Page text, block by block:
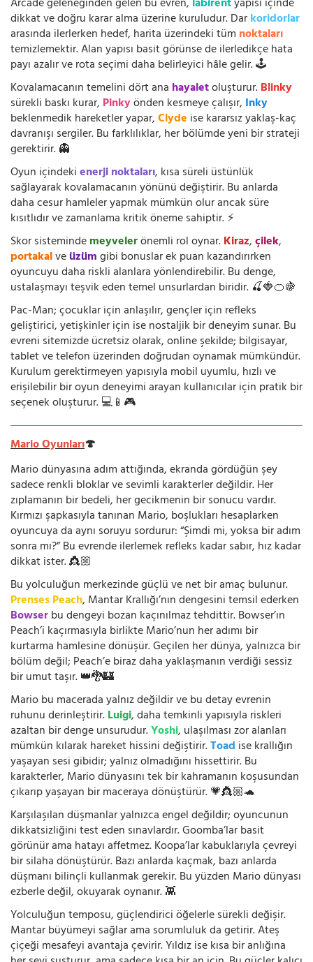
Arcade geleneğinden gelen bu evren, labirentyapısı içinde
dikkat ve doğru karar alma üzerine kuruludur. Darkoridorlar
arasında ilerlerken hedef, harita üzerindeki tüm noktaları
temizlemektir. Alan yapısı basit görünse de ilerledikçe hata
payı azalır ve rota seçimi daha belirleyici hâle gelir. 🕹️
Kovalamacanın temelini dört ana hayaletoluşturur.Blinky
sürekli baskı kurar, Pinkyönden kesmeye çalışır, Inky
beklenmedik hareketler yapar,Clyde ise kararsız yaklaş-kaç
davranışı sergiler. Bu farklılıklar, her bölümde yeni bir strateji
gerektirir. 👻
Oyun içindekienerji noktaları, kısa süreli üstünlük
sağlayarak kovalamacanın yönünü değiştirir. Bu anlarda
daha cesur hamleler yapmak mümkün olur ancak süre
kısıtlıdır ve zamanlama kritik öneme sahiptir. ⚡
Skor sistemindemeyvelerönemli rol oynar.Kiraz,çilek,
portakalveüzümgibi bonuslar ek puan kazandırırken
oyuncuyu daha riskli alanlara yönlendirebilir. Bu denge,
ustalaşmayı teşvik eden temel unsurlardan biridir. 🍒🍓🍊🍇
Pac-Man; çocuklar için anlaşılır, gençler için refleks
geliştirici, yetişkinler için ise nostaljik bir deneyim sunar. Bu
evreni sitemizde ücretsiz olarak, online şekilde; bilgisayar,
tablet ve telefon üzerinden doğrudan oynamak mümkündür.
Kurulum gerektirmeyen yapısıyla mobil uyumlu, hızlı ve
erişilebilir bir oyun deneyimi arayan kullanıcılar için pratik bir
seçenek oluşturur. 💻📱🎮
Mario Oyunları🍄
Mario dünyasına adım attığında, ekranda gördüğün şey
sadece renkli bloklar ve sevimli karakterler değildir. Her
zıplamanın bir bedeli, her gecikmenin bir sonucu vardır.
Kırmızı şapkasıyla tanınan Mario, boşlukları hesaplarken
oyuncuya da aynı soruyu sordurur: “Şimdi mi, yoksa bir adım
sonra mı?” Bu evrende ilerlemek refleks kadar sabır, hız kadar
dikkat ister. 👸🏼
Bu yolculuğun merkezinde güçlü ve net bir amaç bulunur.
Prenses Peach, Mantar Krallığı’nın dengesini temsil ederken
Bowserbu dengeyi bozan kaçınılmaz tehdittir. Bowser’ın
Peach’i kaçırmasıyla birlikte Mario’nun her adımı bir
kurtarma hamlesine dönüşür. Geçilen her dünya, yalnızca bir
bölüm değil; Peach’e biraz daha yaklaşmanın verdiği sessiz
bir umut taşır. 👑🐉🏰
Mario bu macerada yalnız değildir ve bu detay evrenin
ruhunu derinleştirir.Luigi, daha temkinli yapısıyla riskleri
azaltan bir denge unsurudur.Yoshi, ulaşılması zor alanları
mümkün kılarak hareket hissini değiştirir.Toad ise krallığın
yaşayan sesi gibidir; yalnız olmadığını hissettirir. Bu
karakterler, Mario dünyasını tek bir kahramanın koşusundan
çıkarıp yaşayan bir maceraya dönüştürür. 💗👸🏼🐢
Karşılaşılan düşmanlar yalnızca engel değildir; oyuncunun
dikkatsizliğini test eden sınavlardır. Goomba’lar basit
görünür ama hatayı affetmez. Koopa’lar kabuklarıyla çevreyi
bir silaha dönüştürür. Bazı anlarda kaçmak, bazı anlarda
düşmanı bilinçli kullanmak gerekir. Bu yüzden Mario dünyası
ezberle değil, okuyarak oynanır. 👾
Yolculuğun temposu, güçlendirici öğelerle sürekli değişir.
Mantar büyümeyi sağlar ama sorumluluk da getirir. Ateş
çiçeği mesafeyi avantaja çevirir. Yıldız ise kısa bir anlığına